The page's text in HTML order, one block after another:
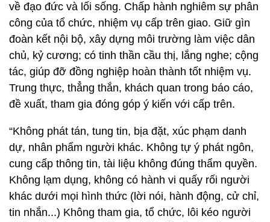
về đạo đức và lối sống. Chấp hành nghiêm sự phân
công của tổ chức, nhiệm vụ cấp trên giao. Giữ gìn
đoàn kết nội bộ, xây dựng môi trường làm việc dân
chủ, kỷ cương; có tinh thần cầu thị, lắng nghe; cộng
tác, giúp đỡ đồng nghiệp hoàn thành tốt nhiệm vụ.
Trung thực, thẳng thắn, khách quan trong báo cáo,
đề xuất, tham gia đóng góp ý kiến với cấp trên.
“Không phát tán, tung tin, bịa đặt, xúc phạm danh
dự, nhân phẩm người khác. Không tự ý phát ngôn,
cung cấp thông tin, tài liệu không đúng thẩm quyền.
Không lạm dụng, không có hành vi quấy rối người
khác dưới mọi hình thức (lời nói, hành động, cử chỉ,
tin nhắn...) Không tham gia, tổ chức, lôi kéo người